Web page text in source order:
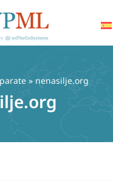
» nenasilje.org